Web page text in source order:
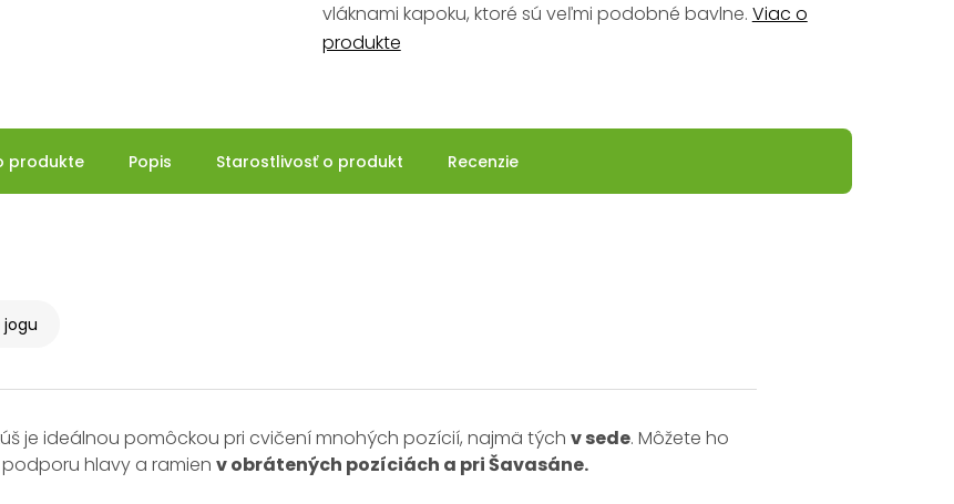
vláknami kapoku, ktoré sú veľmi podobné bavlne. Viac o
produkte
produkte Popis Starostlivosť o produkt Recenzie
jogu
je ideálnou pomôckou pri cvičení mnohých pozícií, najmä tých v sede. Môžete ho
hlavy a ramien v obrátených pozíciách a pri Šavasáne.